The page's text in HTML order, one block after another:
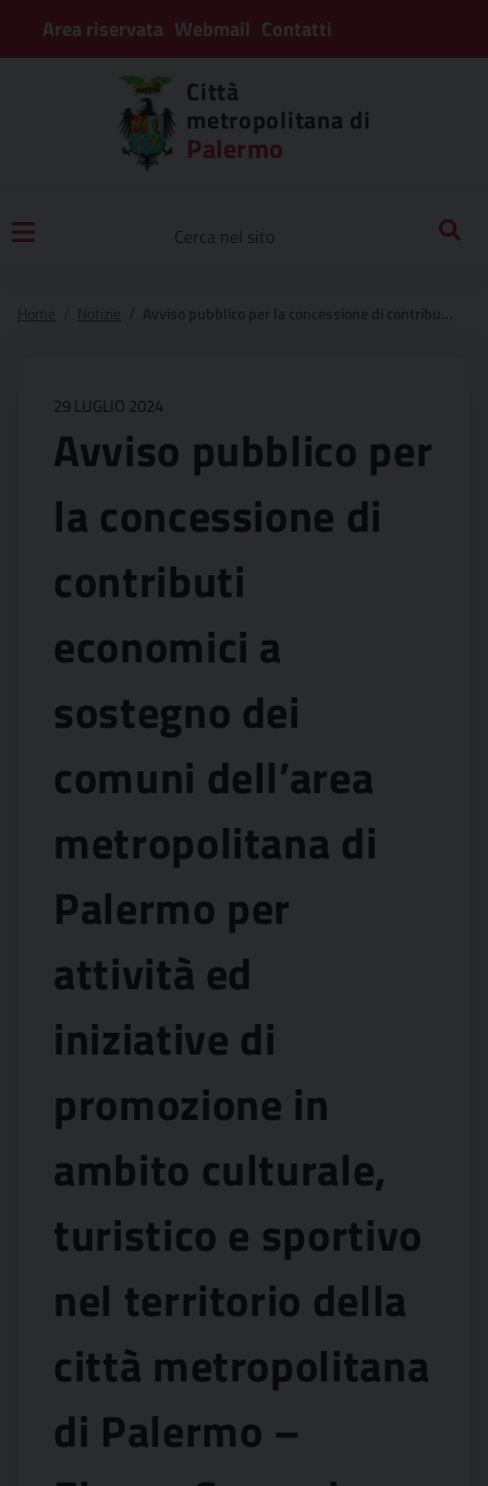
Area riservata Webmail Contatti
Città
metropolitana di
Palermo
29 LUGLIO 2024
Avviso pubblico per
la concessione di
contributi
economici a
sostegno dei
comuni dell’area
metropolitana di
Palermo per
attività ed
iniziative di
promozione in
ambito culturale,
turistico e sportivo
nel territorio della
città metropolitana
di Palermo –